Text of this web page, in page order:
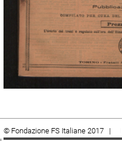
© Fondazione FS Italiane 2017 |